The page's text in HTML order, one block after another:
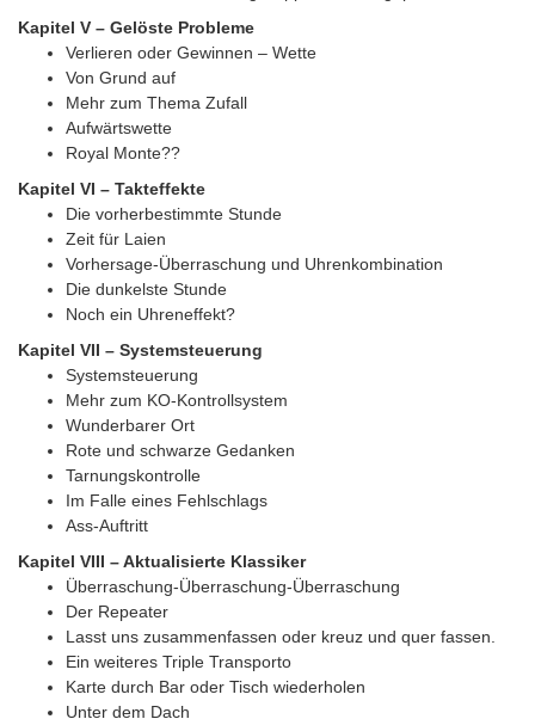
Kapitel V – Gelöste Probleme
Verlieren oder Gewinnen – Wette
Von Grund auf
Mehr zum Thema Zufall
Aufwärtswette
Royal Monte??
Kapitel VI – Takteffekte
Die vorherbestimmte Stunde
Zeit für Laien
Vorhersage-Überraschung und Uhrenkombination
Die dunkelste Stunde
Noch ein Uhreneffekt?
Kapitel VII – Systemsteuerung
Systemsteuerung
Mehr zum KO-Kontrollsystem
Wunderbarer Ort
Rote und schwarze Gedanken
Tarnungskontrolle
Im Falle eines Fehlschlags
Ass-Auftritt
Kapitel VIII – Aktualisierte Klassiker
Überraschung-Überraschung-Überraschung
Der Repeater
Lasst uns zusammenfassen oder kreuz und quer fassen.
Ein weiteres Triple Transporto
Karte durch Bar oder Tisch wiederholen
Unter dem Dach